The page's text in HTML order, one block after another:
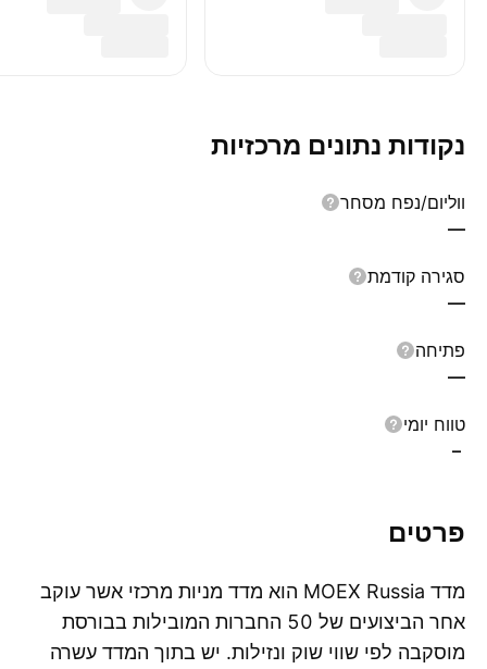
נקודות נתונים מרכזיות
ווליום/נפח מסחר
—
סגירה קודמת
—
פתיחה
—
טווח יומי
–
פרטים
מדד MOEX Russia הוא מדד מניות מרכזי אשר עוקב
אחר הביצועים של 50 החברות המובילות בבורסת
מוסקבה לפי שווי שוק ונזילות. יש בתוך המדד עשרה